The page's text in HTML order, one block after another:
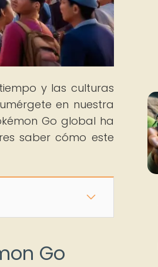
y las culturas
en nuestra
Go global ha
saber cómo este
Go